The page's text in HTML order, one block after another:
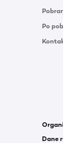
Po
Dane